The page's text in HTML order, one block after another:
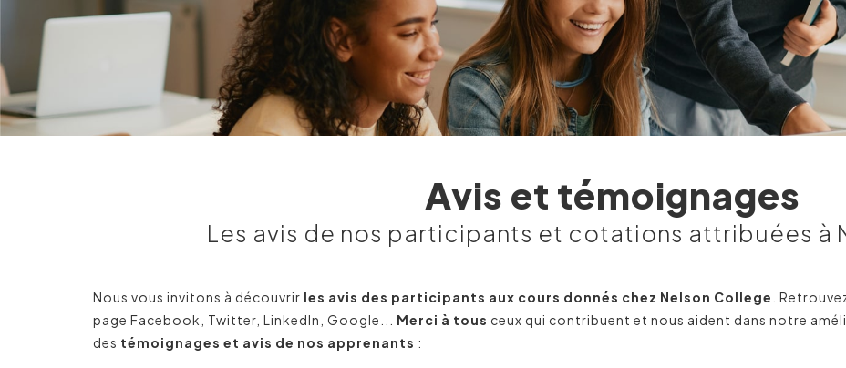
Avis et témoignages
Les avis de nos participants et cotations attribuées à
Nous vous invitons à découvrir les avis des participants aux cours donnés chez Nelson College .
page Facebook, Twitter, LinkedIn, Google... Merci à tous ceux qui contribuent et nous aident dans notre
des témoignages et avis de nos apprenants :